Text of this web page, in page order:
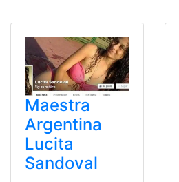
Maestra
Argentina
Lucita
Sandoval